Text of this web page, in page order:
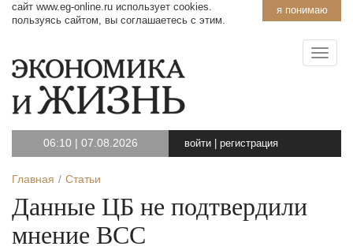
я понимаю
сайт www.eg-online.ru использует cookies.
пользуясь сайтом, вы соглашаетесь с этим.
06:10 | 07.08.2026 войти регистрация
Главная Статьи
Данные ЦБ не подтвердили
мнение ВСС